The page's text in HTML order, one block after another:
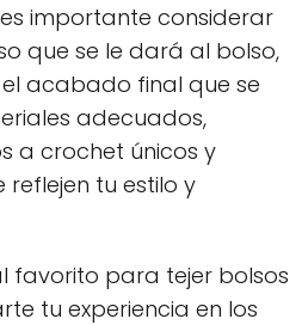
importante considerar
que se le dará al bolso,
acabado final que se
adecuados,
a crochet únicos y
tu estilo y
favorito para tejer bolsos
tu experiencia en los